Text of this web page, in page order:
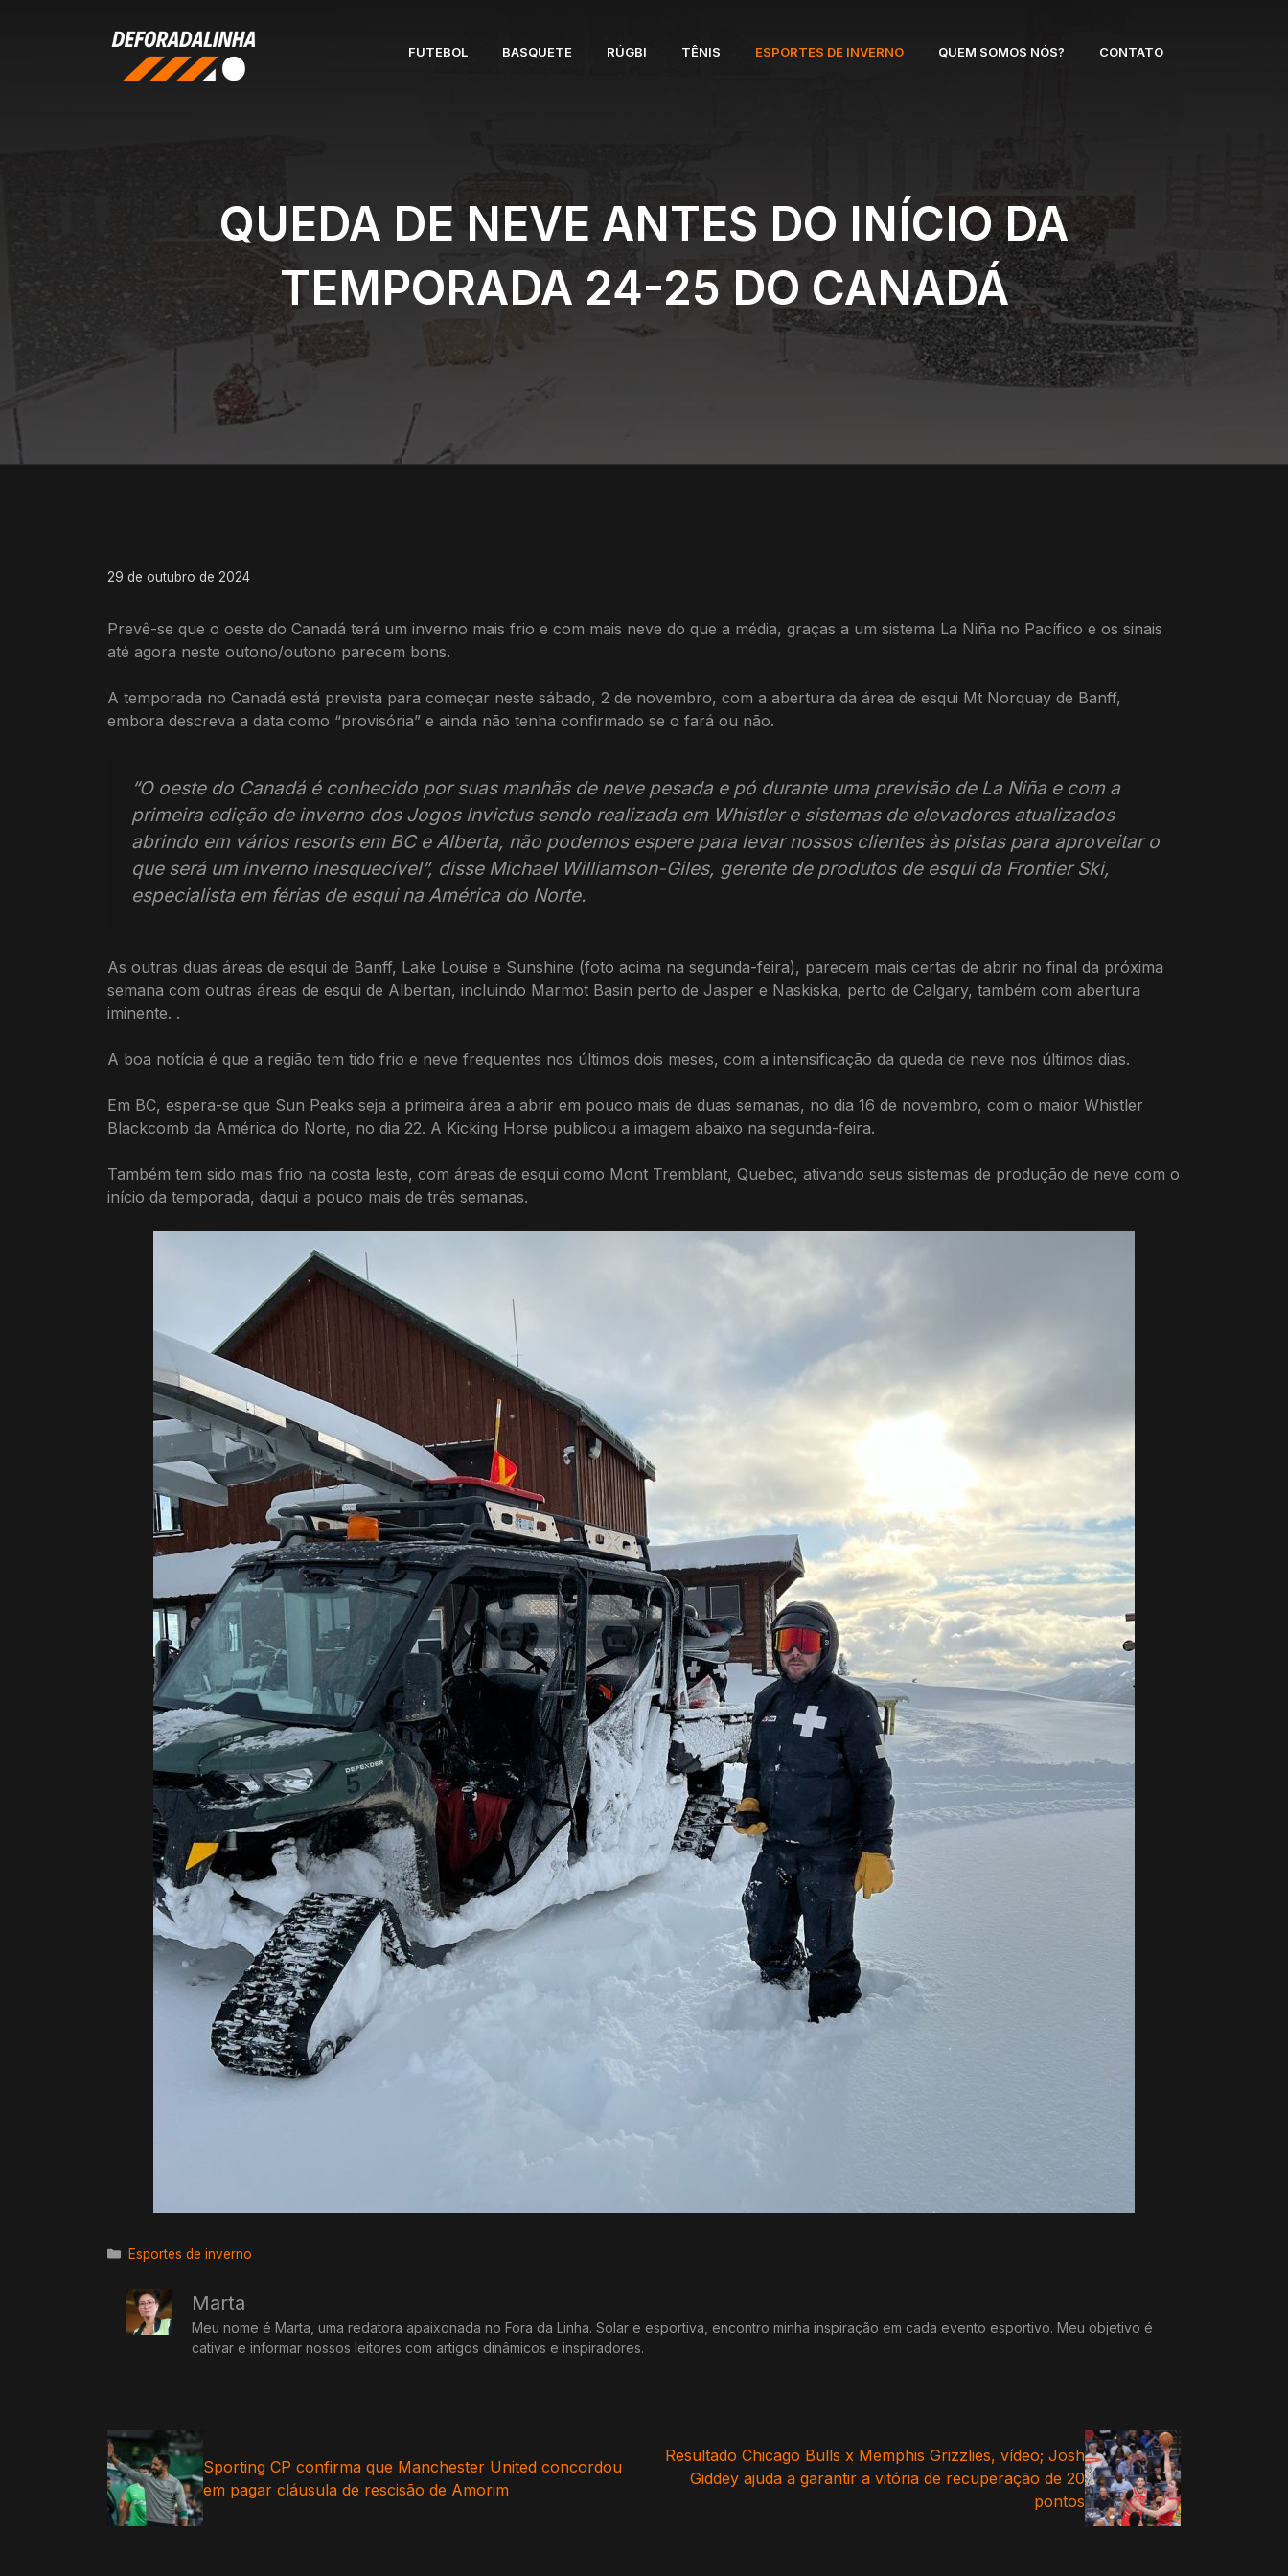
FUTEBOL BASQUETE RÚGBI TÊNIS ESPORTES DE INVERNO QUEM SOMOS NÓS? CONTATO
QUEDA DE NEVE ANTES DO INÍCIO DA
TEMPORADA 24-25 DO CANADÁ
29 de outubro de 2024
Prevê-se que o oeste do Canadá terá um inverno mais frio e com mais neve do que a média, graças a um sistema La Niña no Pacífico e os sinais
até agora neste outono/outono parecem bons.
A temporada no Canadá está prevista para começar neste sábado, 2 de novembro, com a abertura da área de esqui Mt Norquay de Banff,
embora descreva a data como “provisória” e ainda não tenha confirmado se o fará ou não.
“O oeste do Canadá é conhecido por suas manhãs de neve pesada e pó durante uma previsão de La Niña e com a
primeira edição de inverno dos Jogos Invictus sendo realizada em Whistler e sistemas de elevadores atualizados
abrindo em vários resorts em BC e Alberta, não podemos espere para levar nossos clientes às pistas para aproveitar o
que será um inverno inesquecível”, disse Michael Williamson-Giles, gerente de produtos de esqui da Frontier Ski,
especialista em férias de esqui na América do Norte.
As outras duas áreas de esqui de Banff, Lake Louise e Sunshine (foto acima na segunda-feira), parecem mais certas de abrir no final da próxima
semana com outras áreas de esqui de Albertan, incluindo Marmot Basin perto de Jasper e Naskiska, perto de Calgary, também com abertura
iminente. .
A boa notícia é que a região tem tido frio e neve frequentes nos últimos dois meses, com a intensificação da queda de neve nos últimos dias.
Em BC, espera-se que Sun Peaks seja a primeira área a abrir em pouco mais de duas semanas, no dia 16 de novembro, com o maior Whistler
Blackcomb da América do Norte, no dia 22. A Kicking Horse publicou a imagem abaixo na segunda-feira.
Também tem sido mais frio na costa leste, com áreas de esqui como Mont Tremblant, Quebec, ativando seus sistemas de produção de neve com o
início da temporada, daqui a pouco mais de três semanas.
Categorias
Esportes de inverno
Marta
Meu nome é Marta, uma redatora apaixonada no Fora da Linha. Solar e esportiva, encontro minha inspiração em cada evento esportivo. Meu objetivo é
cativar e informar nossos leitores com artigos dinâmicos e inspiradores.
Sporting CP confirma que Manchester United concordou
em pagar cláusula de rescisão de Amorim
Resultado Chicago Bulls x Memphis Grizzlies, vídeo; Josh
Giddey ajuda a garantir a vitória de recuperação de 20
pontos